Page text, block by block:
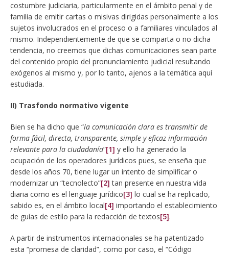
costumbre judiciaria, particularmente en el ámbito penal y de
familia de emitir cartas o misivas dirigidas personalmente a los
sujetos involucrados en el proceso o a familiares vinculados al
mismo. Independientemente de que se comparta o no dicha
tendencia, no creemos que dichas comunicaciones sean parte
del contenido propio del pronunciamiento judicial resultando
exógenos al mismo y, por lo tanto, ajenos a la temática aquí
estudiada.
II) Trasfondo normativo vigente
Bien se ha dicho que “la comunicación clara es transmitir de
forma fácil, directa, transparente, simple y eficaz información
relevante para la ciudadanía”[1] y ello ha generado la
ocupación de los operadores jurídicos pues, se enseña que
desde los años 70, tiene lugar un intento de simplificar o
modernizar un “tecnolecto”[2] tan presente en nuestra vida
diaria como es el lenguaje jurídico[3] lo cual se ha replicado,
sabido es, en el ámbito local[4] importando el establecimiento
de guías de estilo para la redacción de textos[5].
A partir de instrumentos internacionales se ha patentizado
esta “promesa de claridad”, como por caso, el “Código